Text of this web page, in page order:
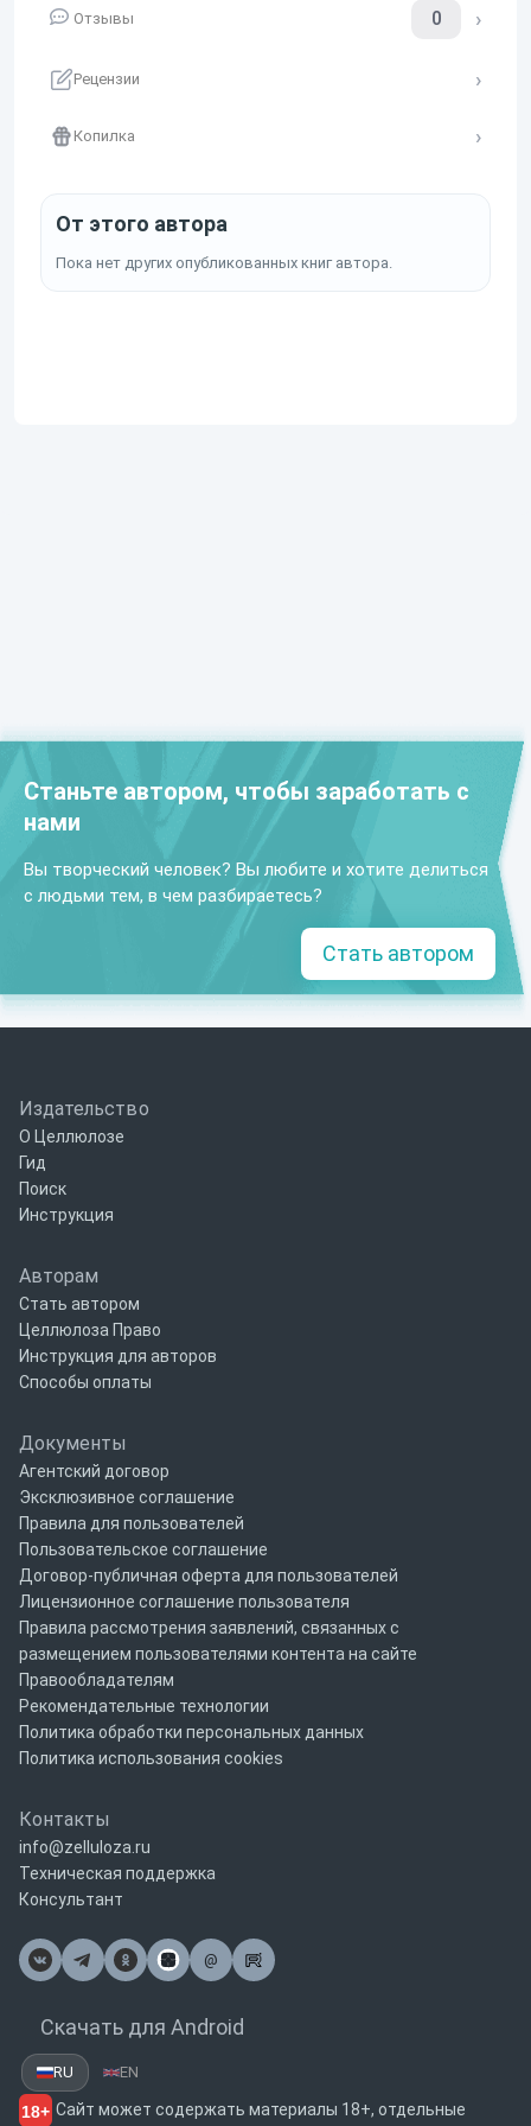
Отзывы 0
Рецензии
Копилка
От этого автора
Пока нет других опубликованных книг автора.
Станьте автором, чтобы заработать с
нами
Вы творческий человек? Вы любите и хотите делиться
с людьми тем, в чем разбираетесь?
Стать автором
Издательство
О Целлюлозе
Гид
Поиск
Инструкция
Авторам
Стать автором
Целлюлоза Право
Инструкция для авторов
Способы оплаты
Документы
Агентский договор
Эксклюзивное соглашение
Правила для пользователей
Пользовательское соглашение
Договор-публичная оферта для пользователей
Лицензионное соглашение пользователя
Правила рассмотрения заявлений, связанных с
размещением пользователями контента на сайте
Правообладателям
Рекомендательные технологии
Политика обработки персональных данных
Политика использования cookies
Контакты
info@zelluloza.ru
Техническая поддержка
Консультант
@
Почта
Скачать для Android
RU EN
18+ Сайт может содержать материалы 18+, отдельные